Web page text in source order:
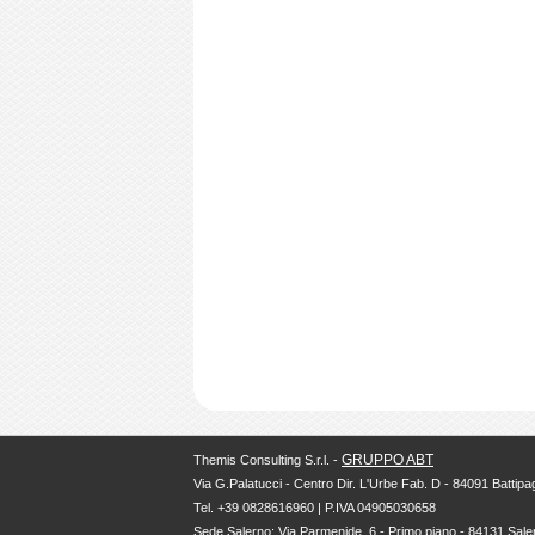
Themis Consulting S.r.l. - GRUPPO ABT
Via G.Palatucci - Centro Dir. L'Urbe Fab. D - 84091
Tel. +39 0828616960 | P.IVA 04905030658
Sede Salerno: Via Parmenide, 6 - Primo piano - 84131